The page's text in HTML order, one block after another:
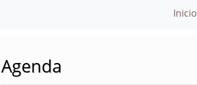
Inicio
Agenda